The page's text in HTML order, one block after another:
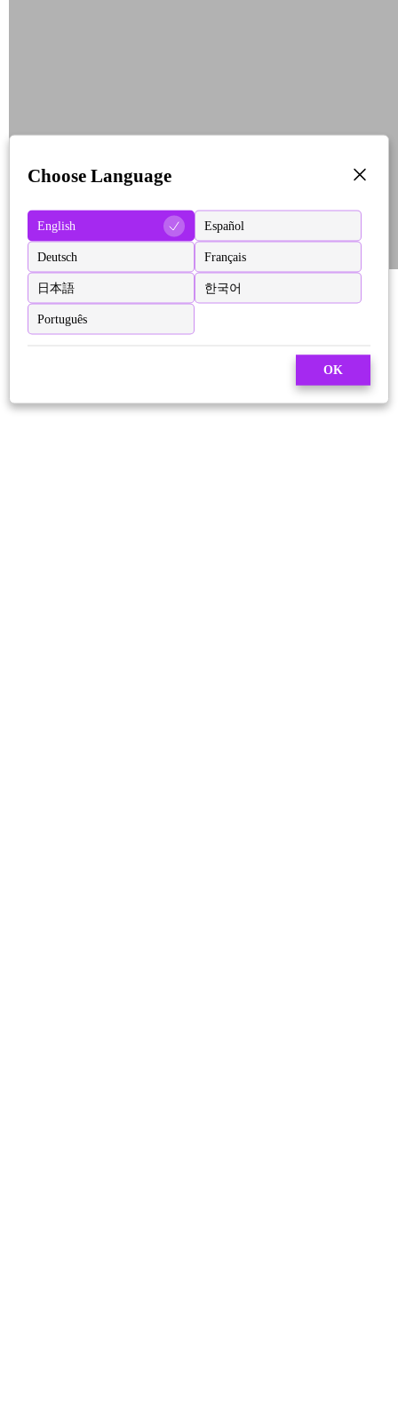
Choose Language
English Español
Deutsch Français
日本語 한국어
Português
OK